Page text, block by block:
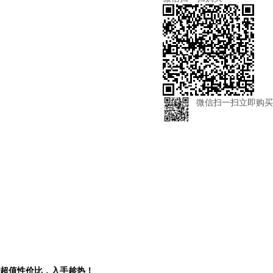
微信扫一扫立即购买
值性价比，入手趁热！